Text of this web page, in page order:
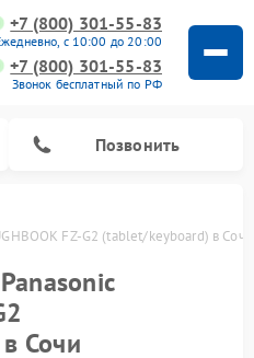
+7 (800) 301-55-83
с 10:00 до 20:00
+7 (800) 301-55-83
Звонок бесплатный по РФ
Позвонить
FZ-G2 (tablet/keyboard) в Сочи
Сочи